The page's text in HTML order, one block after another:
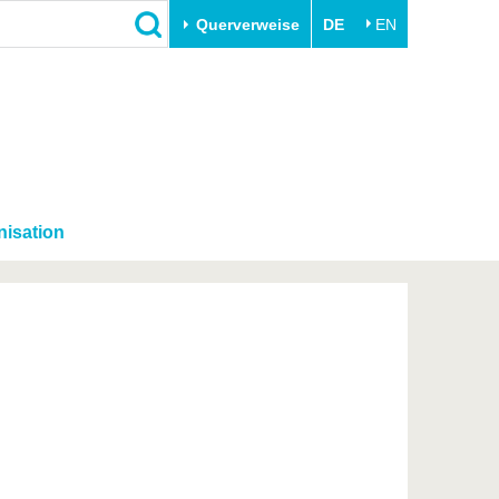
Querverweise DE EN
Forschungskooperationen
Gründen an der BTU